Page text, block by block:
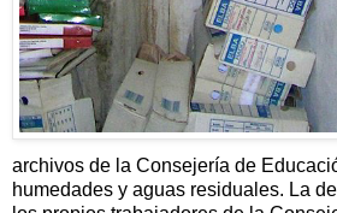
archivos de la Consejería de
humedades y aguas residuales. La